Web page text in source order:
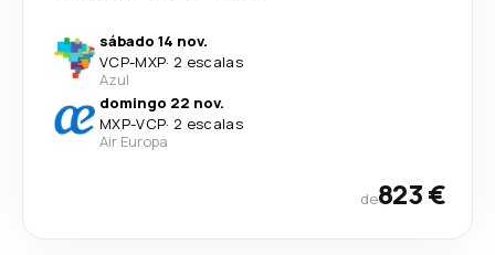
sábado 14 nov.
VCP-MXP· 2 escalas
Azul
domingo 22 nov.
MXP-VCP· 2 escalas
Air Europa
de823 €